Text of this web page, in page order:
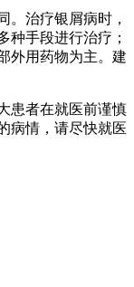
。治疗银屑病时，
种手段进行治疗；
外用药物为主。建
患者在就医前谨慎
病情，请尽快就医